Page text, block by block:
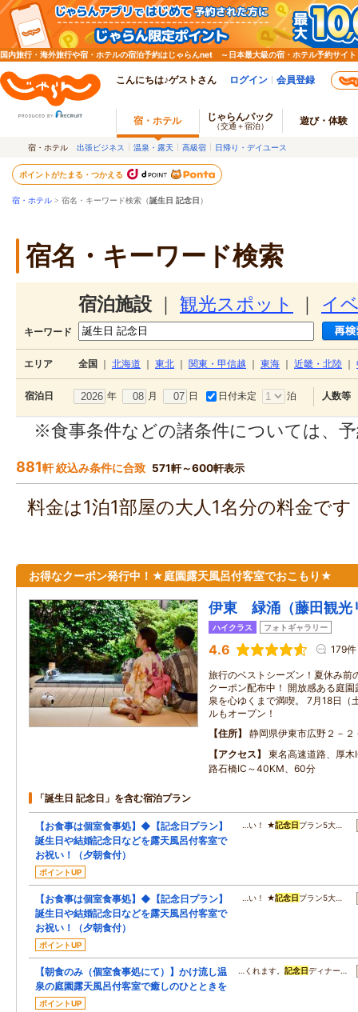
国内旅行・海外旅行や宿・ホテルの宿泊予約はじゃらんnet ～日本最大級の宿・ホテル予約サイト
こんにちは♪ゲストさん ログイン 会員登録
宿・ホテル じゃらんパック
（交通＋宿泊） 遊び・体験
宿・ホテル 出張ビジネス 温泉・露天 高級宿 日帰り・デイユース
ポイントがたまる・つかえる
宿・ホテル > 宿名・キーワード検索（誕生日 記念日 ）
宿名・キーワード検索
宿泊施設 観光スポット イ
キーワード
エリア 全国 北海道 東北 関東・甲信越 東海 近畿・北陸
宿泊日 年 月 日 日付未定 泊 人数等
※食事条件などの諸条件については、
881軒 絞込み条件に合致 571軒～600軒表示
料金は1泊1部屋の大人1名分の料金で
お得なクーポン発行中！★庭園露天風呂付客室でおこもり★
伊東 緑涌（藤田観光
ハイクラス フォトギャラリー
4.6 179件
旅行のベストシーズン！夏休み前
クーポン配布中！ 開放感ある庭
泉を心ゆくまで満喫。 7月18日（
ルもオープン！
住所
静岡県伊東市広野２－２
アクセス
東名高速道路、厚
路石橋IC～40KM、60分
「誕生日 記念日」を含む宿泊プラン
【お食事は個室食事処】◆【記念日プラン】
誕生日や結婚記念日などを露天風呂付客室で
お祝い！（夕朝食付）
ポイントUP
…い！ ★記念日 プラン5大…
【お食事は個室食事処】◆【記念日プラン】
誕生日や結婚記念日などを露天風呂付客室で
お祝い！（夕朝食付）
ポイントUP
…い！ ★記念日 プラン5大…
【朝食のみ（個室食事処にて）】かけ流し温
泉の庭園露天風呂付客室で癒しのひとときを
ポイントUP
…くれます。 記念日ディナー…